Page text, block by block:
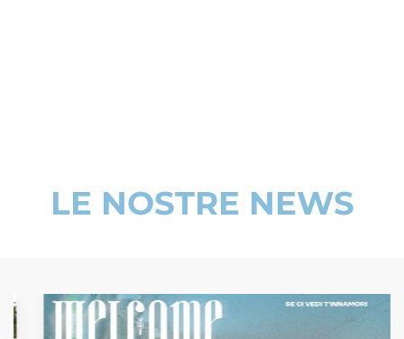
LE NOSTRE NEWS